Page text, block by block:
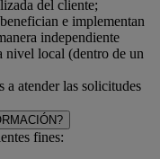
del cliente;
e implementan
independiente
nivel local (dentro de un
a atender las solicitudes
fines: